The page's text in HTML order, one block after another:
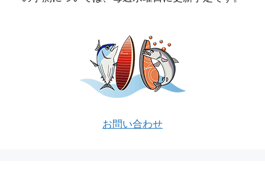
お問い合わせ